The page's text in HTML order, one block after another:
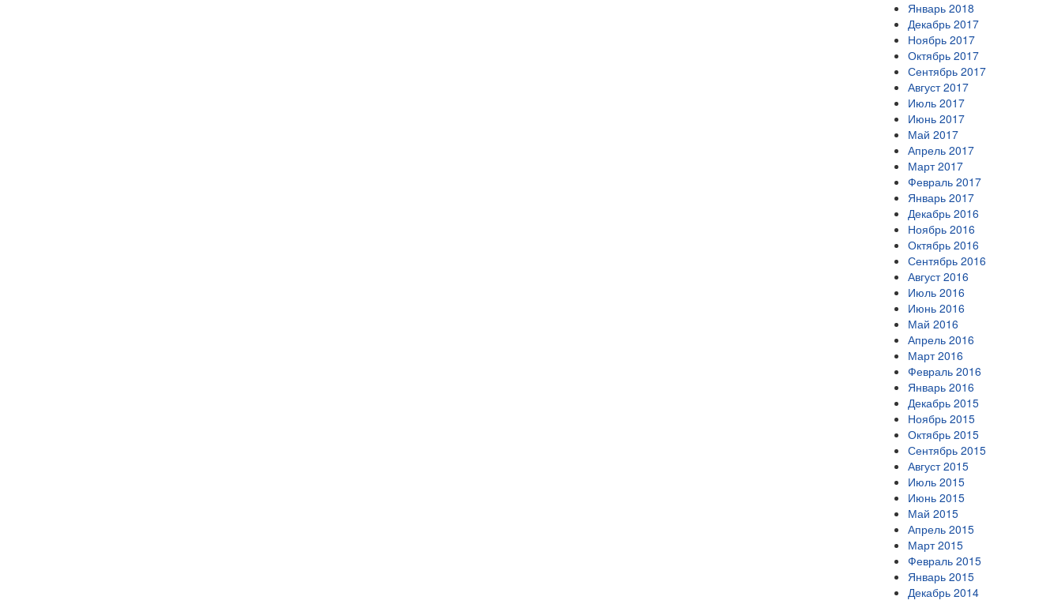
Январь 2018
Декабрь 2017
Ноябрь 2017
Октябрь 2017
Сентябрь 2017
Август 2017
Июль 2017
Июнь 2017
Май 2017
Апрель 2017
Март 2017
Февраль 2017
Январь 2017
Декабрь 2016
Ноябрь 2016
Октябрь 2016
Сентябрь 2016
Август 2016
Июль 2016
Июнь 2016
Май 2016
Апрель 2016
Март 2016
Февраль 2016
Январь 2016
Декабрь 2015
Ноябрь 2015
Октябрь 2015
Сентябрь 2015
Август 2015
Июль 2015
Июнь 2015
Май 2015
Апрель 2015
Март 2015
Февраль 2015
Январь 2015
Декабрь 2014